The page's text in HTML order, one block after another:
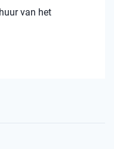
van het